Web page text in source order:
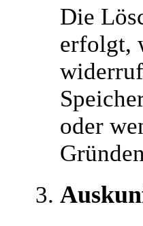
Die
erfolgt,
oder